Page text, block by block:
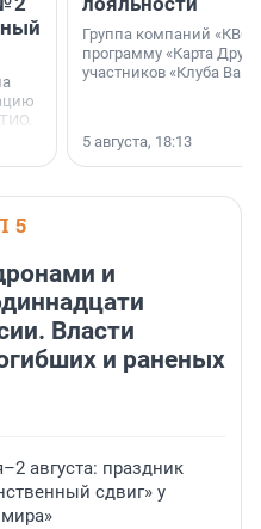
во
Группа компаний
программу «Карта
участников «Клуба
5 августа, 18:13
5
и
Власти
и раненых
августа: праздник
сдвиг» у